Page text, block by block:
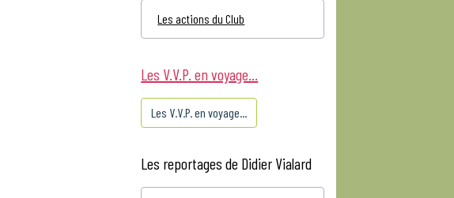
Les actions du Club
Les V.V.P. en voyage...
Les V.V.P. en voyage...
Les reportages de Didier Vialard